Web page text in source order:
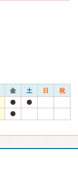
金 土 日 祝